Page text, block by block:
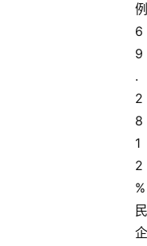
例
6
9
.
2
8
1
2
%
民
企